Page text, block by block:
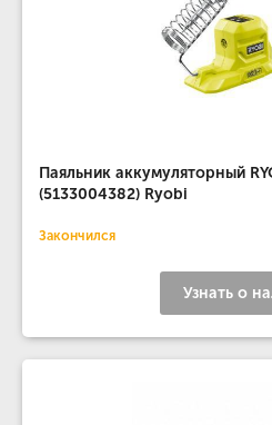
Паяльник аккумуляторный
(5133004382) Ryobi
Закончился
Узнать о